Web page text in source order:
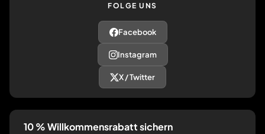
FOLGE UNS
Facebook
Instagram
X / Twitter
10 % Willkommensrabatt sichern